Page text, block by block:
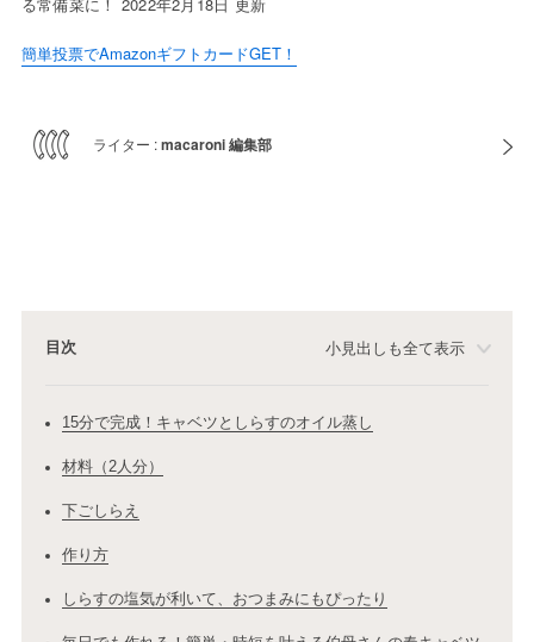
る常備菜に！ 2022年2月18日 更新
簡単投票でAmazonギフトカードGET！
ライター :macaroni 編集部
目次 小見出しも全て表示
15分で完成！キャベツとしらすのオイル蒸し
材料（2人分）
下ごしらえ
作り方
しらすの塩気が利いて、おつまみにもぴったり